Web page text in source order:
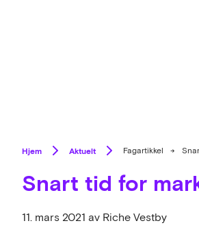
Hjem Aktuelt Fagartikkel →
Snart tid for
11. mars 2021 av Riche Vestby